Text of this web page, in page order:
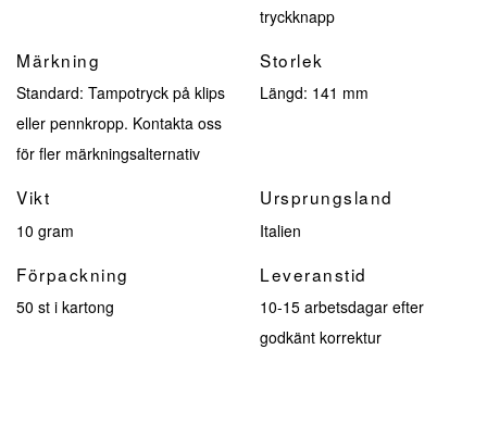
tryckknapp
Märkning
Standard: Tampotryck på klips
eller pennkropp. Kontakta oss
för fler märkningsalternativ
Storlek
Längd: 141 mm
Vikt
10 gram
Ursprungsland
Italien
Förpackning
50 st i kartong
Leveranstid
10-15 arbetsdagar efter
godkänt korrektur